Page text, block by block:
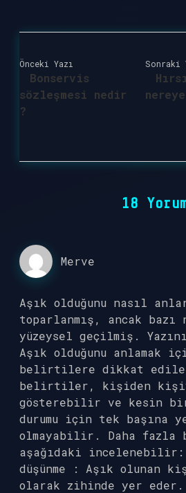
Önceki Yazı
Bonservis
sözleşmesi nedir
?
Sonraki
18
Merve
Aşık olduğunu nasıl
toparlanmış, ancak bazı
yüzeysel geçilmiş.
Aşık olduğunu anlamak
belirtilere dikkat
belirtiler, kişiden
gösterebilir ve kesin bir
durumu için tek başına
olmayabilir. Daha
aşağıdaki
düşünme : Aşık olunan
olarak zihinde yer